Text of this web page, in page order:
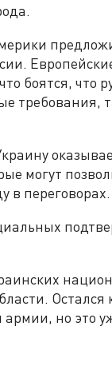
боятся, что
могут
в переговорах.
но это